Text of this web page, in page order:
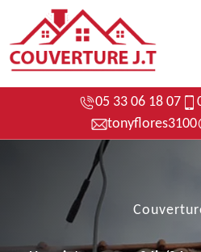
05 33 06 18 07